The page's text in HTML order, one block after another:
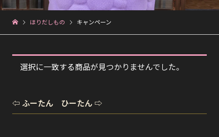
ほりだしもの キャンペーン
選択に一致する商品が見つかりませんでした。
⇦ ふーたん ひーたん ⇨